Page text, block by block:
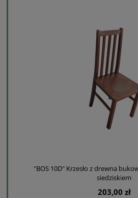
"BOS 10D" Krzesło z drewna
siedziskiem
203,00 zł